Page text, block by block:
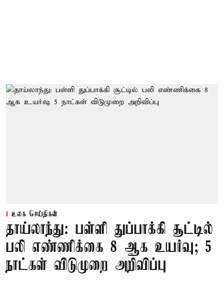
உலக செய்திகள்
தாய்லாந்து: பள்ளி துப்பாக்கி சூட்டில்
பலி எண்ணிக்கை 8 ஆக உயர்வு; 5
நாட்கள் விடுமுறை அறிவிப்பு